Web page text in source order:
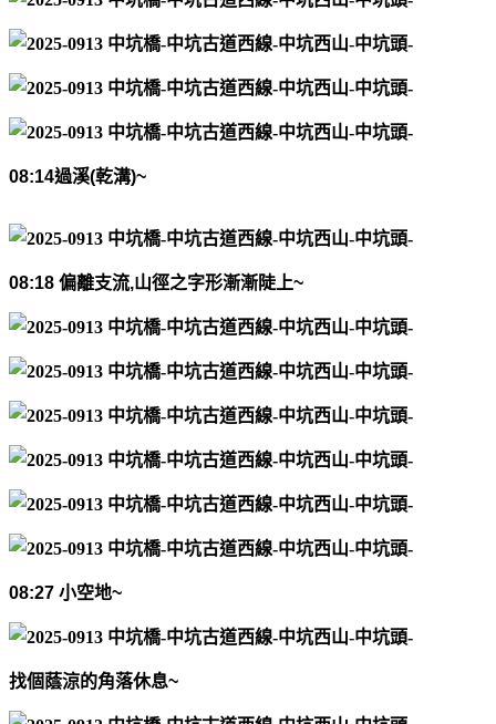
08:14過溪(乾溝)~
08:18 偏離支流,山徑之字形漸漸陡上~
08:27 小空地~
找個蔭涼的角落休息~